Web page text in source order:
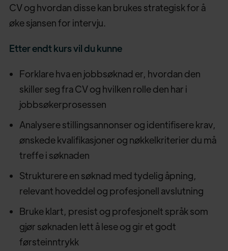
CV og hvordan disse kan brukes strategisk for å
øke sjansen for intervju.
Etter endt kurs vil du kunne
Forklare hva en jobbsøknad er, hvordan den
skiller seg fra CV og hvilken rolle den har i
jobbsøkerprosessen
Analysere stillingsannonser og identifisere krav,
ønskede kvalifikasjoner og nøkkelkriterier du må
treffe i søknaden
Strukturere en søknad med tydelig åpning,
relevant hoveddel og profesjonell avslutning
Bruke klart, presist og profesjonelt språk som
gjør søknaden lett å lese og gir et godt
førsteinntrykk